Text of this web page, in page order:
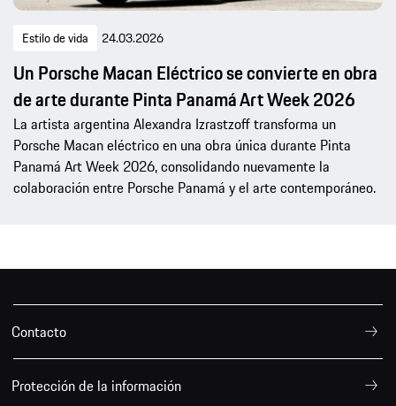
Estilo de vida 24.03.2026
Un Porsche Macan Eléctrico se convierte en obra
de arte durante Pinta Panamá Art Week 2026
La artista argentina Alexandra Izrastzoff transforma un
Porsche Macan eléctrico en una obra única durante Pinta
Panamá Art Week 2026, consolidando nuevamente la
colaboración entre Porsche Panamá y el arte contemporáneo.
Contacto
Protección de la información